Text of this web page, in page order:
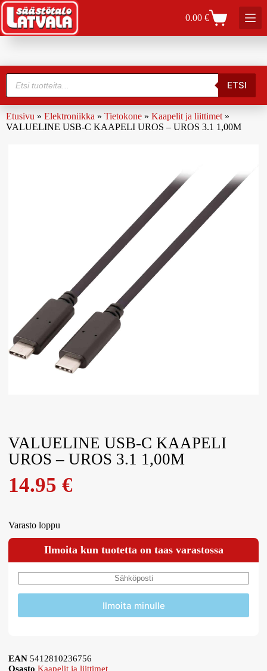
0.00€
ETSI
Etusivu » Elektroniikka » Tietokone » Kaapelit ja liittimet »
VALUELINE USB-C KAAPELI UROS – UROS 3.1 1,00M
VALUELINE USB-C KAAPELI
UROS – UROS 3.1 1,00M
14.95€
Varasto loppu
Ilmoita kun tuotetta on taas varastossa
Ilmoita minulle
EAN5412810236756
Osasto Kaapelit ja liittimet